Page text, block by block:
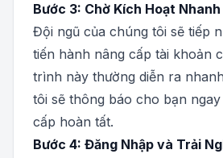
Bước 3: Chờ Kích Hoạt
Đội ngũ của chúng tôi sẽ tiếp
tiến hành nâng cấp tài khoản
trình này thường diễn ra
tôi sẽ thông báo cho bạn
cấp hoàn tất.
Bước 4: Đăng Nhập và Trải